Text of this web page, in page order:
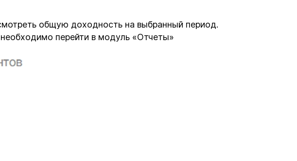
общую доходность на выбранный период.
перейти в модуль «Отчеты»